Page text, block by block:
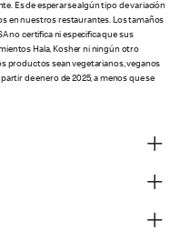
Es de esperarse algún tipo de variación
en nuestros restaurantes. Los tamaños
no certifica ni especifica que sus
Hala, Kosher ni ningún otro
productos sean vegetarianos, veganos
de enero de 2025, a menos que se